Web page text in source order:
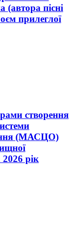
пісні
прилеглої
створення
(МАСЦО)
рік